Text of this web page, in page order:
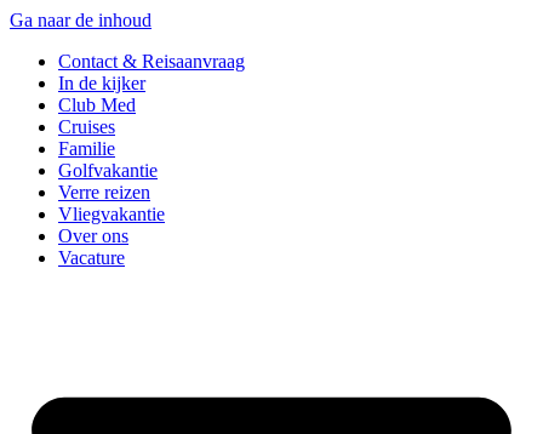
Ga naar de inhoud
Contact & Reisaanvraag
In de kijker
Club Med
Cruises
Familie
Golfvakantie
Verre reizen
Vliegvakantie
Over ons
Vacature